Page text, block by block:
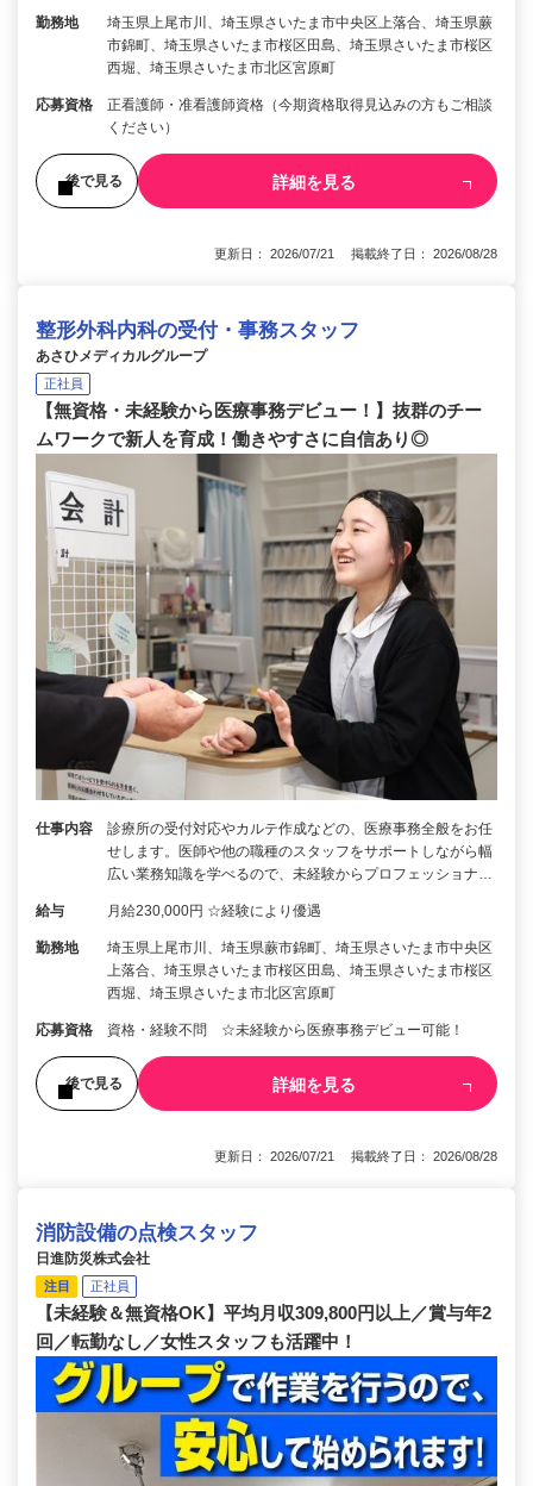
勤務地
埼玉県上尾市川、埼玉県さいたま市中央区上落合、埼玉県蕨
市錦町、埼玉県さいたま市桜区田島、埼玉県さいたま市桜区
西堀、埼玉県さいたま市北区宮原町
応募資格
正看護師・准看護師資格（今期資格取得見込みの方もご相談
ください）
後で見る 詳細を見る
更新日： 2026/07/21 掲載終了日： 2026/08/28
整形外科内科の受付・事務スタッフ
あさひメディカルグループ
正社員
【無資格・未経験から医療事務デビュー！】抜群のチー
ムワークで新人を育成！働きやすさに自信あり◎
仕事内容
診療所の受付対応やカルテ作成などの、医療事務全般をお任
せします。医師や他の職種のスタッフをサポートしながら幅
広い業務知識を学べるので、未経験からプロフェッショナ…
給与 月給230,000円 ☆経験により優遇
勤務地
埼玉県上尾市川、埼玉県蕨市錦町、埼玉県さいたま市中央区
上落合、埼玉県さいたま市桜区田島、埼玉県さいたま市桜区
西堀、埼玉県さいたま市北区宮原町
応募資格 資格・経験不問 ☆未経験から医療事務デビュー可能！
後で見る 詳細を見る
更新日： 2026/07/21 掲載終了日： 2026/08/28
消防設備の点検スタッフ
日進防災株式会社
注目 正社員
【未経験＆無資格OK】平均月収309,800円以上／賞与年2
回／転勤なし／女性スタッフも活躍中！